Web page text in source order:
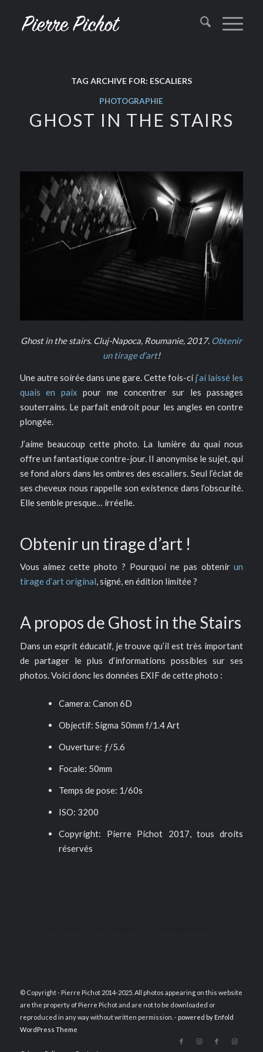
TAG ARCHIVE FOR: ESCALIERS
PHOTOGRAPHIE
GHOST IN THE STAIRS
Ghost in the stairs. Cluj-Napoca, Roumanie, 2017. Obtenir
un tirage d’art!
Une autre soirée dans une gare. Cette fois-ci j’ai laissé les
quais en paix pour me concentrer sur les passages
souterrains. Le parfait endroit pour les angles en contre
plongée.
J’aime beaucoup cette photo. La lumière du quai nous
offre un fantastique contre-jour. Il anonymise le sujet, qui
se fond alors dans les ombres des escaliers. Seul l’éclat de
ses cheveux nous rappelle son existence dans l’obscurité.
Elle semble presque… irréelle.
Obtenir un tirage d’art !
Vous aimez cette photo ? Pourquoi ne pas obtenirun
tirage d’art original, signé, en édition limitée ?
A propos de Ghost in the Stairs
Dans un esprit éducatif, je trouve qu’il est très important
de partager le plus d’informations possibles sur ses
photos. Voici donc les données EXIF de cette photo :
Camera: Canon 6D
Objectif: Sigma 50mm f/1.4 Art
Ouverture: ƒ/5.6
Focale: 50mm
Temps de pose: 1/60s
ISO: 3200
Copyright: Pierre Pichot 2017, tous droits
réservés
© Copyright - Pierre Pichot 2014-2025. All photos appearing on this website
are the property of Pierre Pichot and are not to be downloaded or
reproduced in any way without written permission. - powered by Enfold
WordPress Theme